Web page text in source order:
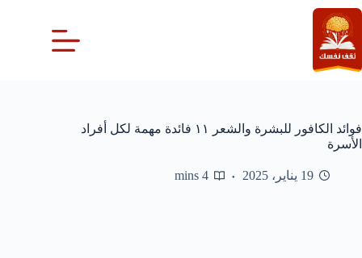
التجاوز
إلى
المحتوى
فوائد الكافور للبشرة والشعر ١١ فائدة مهمة لكل أفراد
الأسرة
19 يناير، 2025 4 mins